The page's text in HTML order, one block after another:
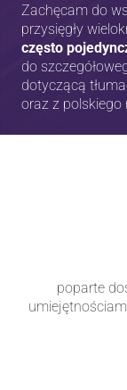
Zachęcam do
przysięgły
często
do
dotyczącą
oraz z polskiego
poparte